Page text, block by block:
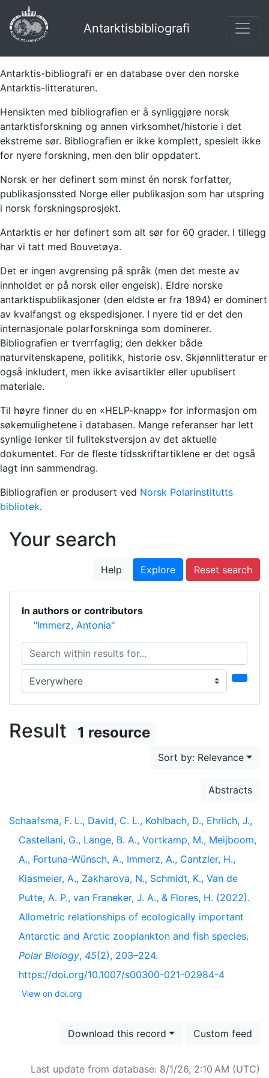
Antarktisbibliografi
Antarktis-bibliografi er en database over den norske
Antarktis-litteraturen.
Hensikten med bibliografien er å synliggjøre norsk
antarktisforskning og annen virksomhet/historie i det
ekstreme sør. Bibliografien er ikke komplett, spesielt ikke
for nyere forskning, men den blir oppdatert.
Norsk er her definert som minst én norsk forfatter,
publikasjonssted Norge eller publikasjon som har utspring
i norsk forskningsprosjekt.
Antarktis er her definert som alt sør for 60 grader. I tillegg
har vi tatt med Bouvetøya.
Det er ingen avgrensing på språk (men det meste av
innholdet er på norsk eller engelsk). Eldre norske
antarktispublikasjoner (den eldste er fra 1894) er dominert
av kvalfangst og ekspedisjoner. I nyere tid er det den
internasjonale polarforskninga som dominerer.
Bibliografien er tverrfaglig; den dekker både
naturvitenskapene, politikk, historie osv. Skjønnlitteratur er
også inkludert, men ikke avisartikler eller upublisert
materiale.
Til høyre finner du en «HELP-knapp» for informasjon om
søkemulighetene i databasen. Mange referanser har lett
synlige lenker til fulltekstversjon av det aktuelle
dokumentet. For de fleste tidsskriftartiklene er det også
lagt inn sammendrag.
Bibliografien er produsert ved Norsk Polarinstitutts
bibliotek.
Your search
Help Explore Reset search
In authors or contributors
"Immerz, Antonia"
Search within results for...
Search in...
Result 1 resource
Sort by: Relevance
Abstracts
Schaafsma, F. L., David, C. L., Kohlbach, D., Ehrlich, J.,
Castellani, G., Lange, B. A., Vortkamp, M., Meijboom,
A., Fortuna-Wünsch, A., Immerz, A., Cantzler, H.,
Klasmeier, A., Zakharova, N., Schmidt, K., Van de
Putte, A. P., van Franeker, J. A., & Flores, H. (2022).
Allometric relationships of ecologically important
Antarctic and Arctic zooplankton and fish species.
Polar Biology, 45(2), 203–224.
https://doi.org/10.1007/s00300-021-02984-4
View on doi.org
Download this record Custom feed
Last update from database: 8/1/26, 2:10 AM (UTC)